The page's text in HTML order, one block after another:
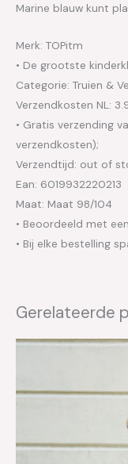
Marine blauw kunt
Merk: TOPitm
• De grootste
Categorie: Truien &
Verzendkosten NL:
• Gratis verzending
verzendkosten);
Verzendtijd: out of
Ean: 6019932220213
Maat: Maat 98/104
• Beoordeeld met
• Bij elke bestelling
Gerelateerde
Huidige